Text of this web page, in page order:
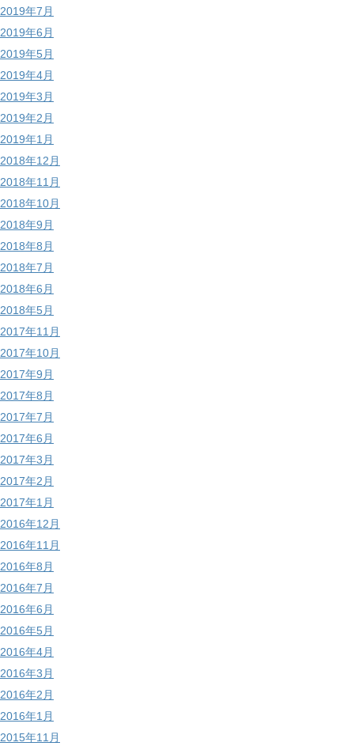
2019年7月
2019年6月
2019年5月
2019年4月
2019年3月
2019年2月
2019年1月
2018年12月
2018年11月
2018年10月
2018年9月
2018年8月
2018年7月
2018年6月
2018年5月
2017年11月
2017年10月
2017年9月
2017年8月
2017年7月
2017年6月
2017年3月
2017年2月
2017年1月
2016年12月
2016年11月
2016年8月
2016年7月
2016年6月
2016年5月
2016年4月
2016年3月
2016年2月
2016年1月
2015年11月